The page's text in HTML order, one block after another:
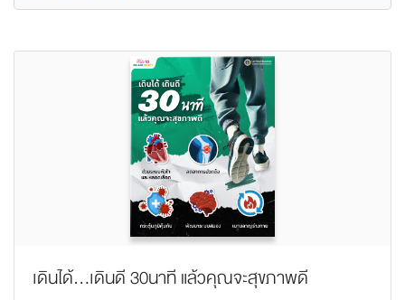
เดินได้...เดินดี 30นาที แล้วคุณจะสุขภาพดี